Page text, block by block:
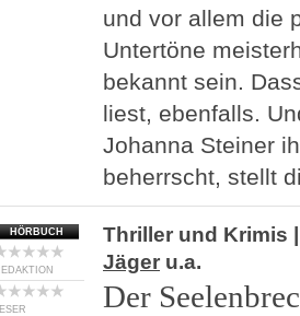
und vor allem die
Untertöne
bekannt sein.
liest, ebenfalls.
Johanna Steiner
beherrscht, stellt
HÖRBUCH Thriller und Krimis
Jäger u.a.
Der